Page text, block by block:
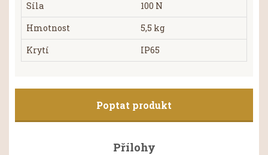
Síla
100 N
Hmotnost
5,5 kg
Krytí
IP65
Poptat produkt
Přílohy